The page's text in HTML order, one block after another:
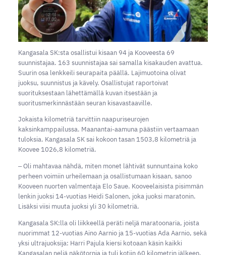
Kangasala SK:sta osallistui kisaan 94 ja Kooveesta 69
suunnistajaa. 163 suunnistajaa sai samalla kisakauden avattua.
Suurin osa lenkkeili seurapaita päällä. Lajimuotoina olivat
juoksu, suunnistus ja kävely. Osallistujat raportoivat
suorituksestaan lähettämällä kuvan itsestään ja
suoritusmerkinnästään seuran kisavastaaville.
Jokaista kilometriä tarvittiin naapuriseurojen
kaksinkamppailussa. Maanantai-aamuna päästiin vertaamaan
tuloksia. Kangasala SK sai kokoon tasan 1503,8 kilometriä ja
Koovee 1026,8 kilometriä.
‒ Oli mahtavaa nähdä, miten monet lähtivät sunnuntaina koko
perheen voimiin urheilemaan ja osallistumaan kisaan, sanoo
Kooveen nuorten valmentaja Elo Saue. Kooveelaisista pisimmän
lenkin juoksi 14-vuotias Heidi Salonen, joka juoksi maratonin.
Lisäksi viisi muuta juoksi yli 30 kilometriä.
Kangasala SK:lla oli liikkeellä peräti neljä maratoonaria, joista
nuorimmat 12-vuotias Aino Aarnio ja 15-vuotias Ada Aarnio, sekä
yksi ultrajuoksija: Harri Pajula kiersi kotoaan käsin kaikki
Kangasalan neljä näkötornia ja tuli kotiin 60 kilometrin jälkeen.